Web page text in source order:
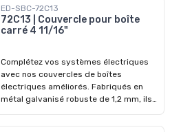
principales : - Matériau : Acier -
Dimensions : H 4 po, L 4 po - Volume : 7
po cu - Installation : Spécifiquement
applications industrielles
ED-SBC-72C13
72C13 | Couvercle pour boîte
carré 4 11/16"
Complétez vos systèmes électriques
avec nos couvercles de boîtes
électriques améliorés. Fabriqués en
métal galvanisé robuste de 1,2 mm, ils